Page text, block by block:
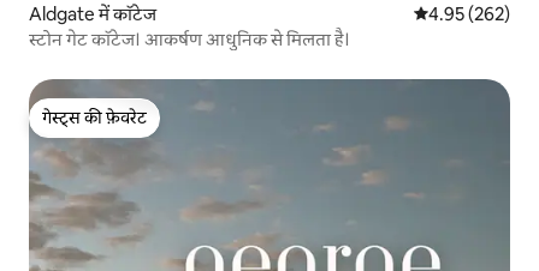
Aldgate में कॉटेज औसत रेटिंग 5 में से
4.95 (262)
स्टोन गेट कॉटेज। आकर्षण आधुनिक से मिलता है।
गेस्ट्स की फ़ेवरेट
गेस्ट्स की फ़ेवरेट